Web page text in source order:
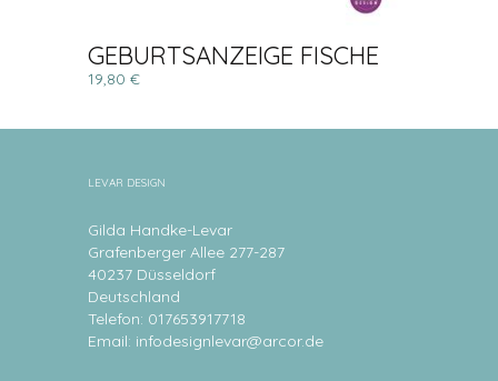
GEBURTSANZEIGE FISCHE
19,80 €
LEVAR DESIGN
Gilda Handke-Levar
Grafenberger Allee 277-287
40237 Düsseldorf
Deutschland
Telefon: 017653917718
Email: infodesignlevar@arcor.de